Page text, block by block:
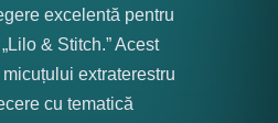
excelentă pentru
& Stitch.” Acest
extraterestru
cu tematică